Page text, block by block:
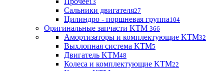
13
Сальники двигателя27
Цилиндро - поршневая группа104
Оригинальные запчасти KTM 366
Амортизаторы и комплектующие KTM32
Выхлопная система KTM5
Двигатель KTM48
Колеса и комплектующие KTM22